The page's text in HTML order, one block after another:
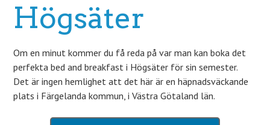
Högsäter
Om en minut kommer du få reda på var man kan boka det
perfekta bed and breakfast i Högsäter för sin semester.
Det är ingen hemlighet att det här är en häpnadsväckande
plats i Färgelanda kommun, i Västra Götaland län.